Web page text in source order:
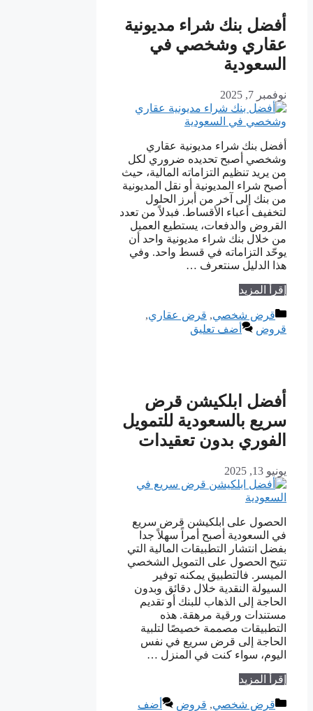
أفضل بنك شراء مديونية
عقاري وشخصي في
السعودية
نوفمبر 7, 2025
أفضل بنك شراء مديونية عقاري
وشخصي أصبح تحديده ضروري لكل
من يريد تنظيم التزاماته المالية، حيث
أصبح شراء المديونية أو نقل المديونية
من بنك إلى آخر من أبرز الحلول
لتخفيف أعباء الأقساط. فبدلاً من تعدد
القروض والدفعات، يستطيع العميل
من خلال بنك شراء مديونية واحد أن
يوحّد التزاماته في قسط واحد. وفي
هذا الدليل سنتعرف …
إقرأ المزيد
التصنيفات
قرض شخصي, قرض عقاري,
قروض
أضف تعليق
أفضل ابلكيشن قرض
سريع بالسعودية للتمويل
الفوري بدون تعقيدات
يونيو 13, 2025
الحصول على ابلكيشن قرض سريع
في السعودية أصبح أمراً سهلاً جدا
بفضل انتشار التطبيقات المالية التي
تتيح الحصول على التمويل الشخصي
الميسر. فالتطبيق يمكنه توفير
السيولة النقدية خلال دقائق وبدون
الحاجة إلى الذهاب للبنك أو تقديم
مستندات ورقية مرهقة. هذه
التطبيقات مصممة خصيصًا لتلبية
الحاجة إلى قرض سريع في نفس
اليوم، سواء كنت في المنزل …
إقرأ المزيد
التصنيفات
قرض شخصي, قروض أضف